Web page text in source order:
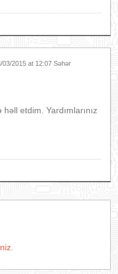
03/2015 at 12:07 Səhər
etdim. Yardımlarınız